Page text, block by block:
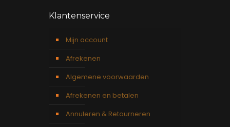
Klantenservice
Mijn account
Afrekenen
Algemene voorwaarden
Afrekenen en betalen
Annuleren & Retourneren